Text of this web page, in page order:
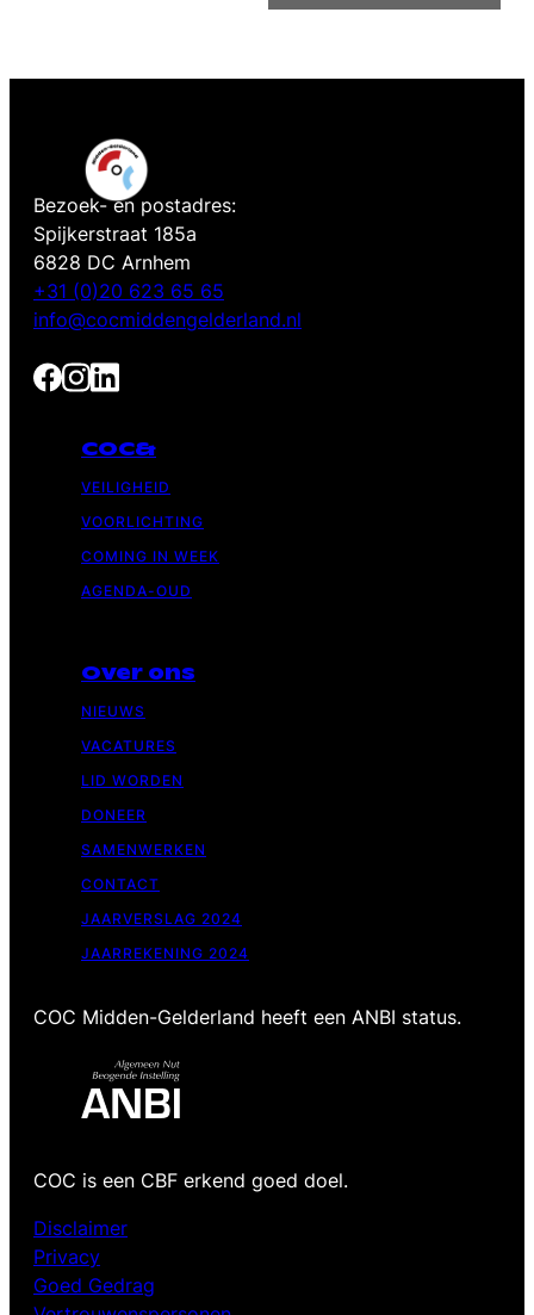
Bezoek- en postadres:
Spijkerstraat 185a
6828 DC Arnhem
+31 (0)20 623 65 65
info@cocmiddengelderland.nl
COC&
VEILIGHEID
VOORLICHTING
COMING IN WEEK
AGENDA-OUD
Over ons
NIEUWS
VACATURES
LID WORDEN
DONEER
SAMENWERKEN
CONTACT
JAARVERSLAG 2024
JAARREKENING 2024
COC Midden-Gelderland heeft een ANBI status.
COC is een CBF erkend goed doel.
Disclaimer
Privacy
Goed Gedrag